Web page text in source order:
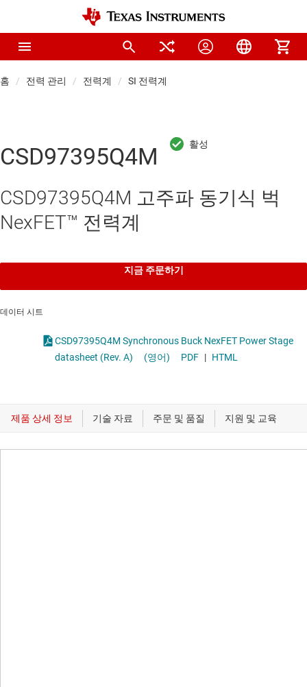
홈 전력 관리 전력계 SI 전력계
CSD97395Q4M
CSD97395Q4M 고주파 동기식 벅
NexFET™ 전력계
지금 주문하기
데이터 시트
CSD97395Q4M Synchronous Buck NexFET Power Stage
datasheet (Rev. A)
(영어) PDF | HTML